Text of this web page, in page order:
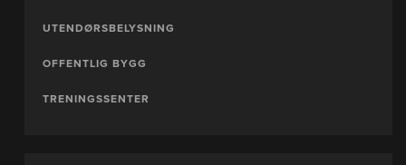
UTENDØRSBELYSNING
OFFENTLIG BYGG
TRENINGSSENTER